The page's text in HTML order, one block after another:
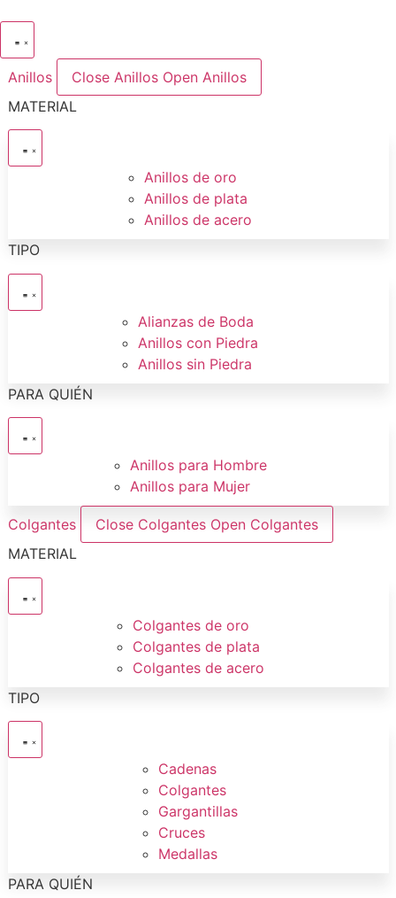
contenido
Anillos
Close Anillos Open Anillos
MATERIAL
Anillos de oro
Anillos de plata
Anillos de acero
TIPO
Alianzas de Boda
Anillos con Piedra
Anillos sin Piedra
PARA QUIÉN
Anillos para Hombre
Anillos para Mujer
Colgantes Close Colgantes Open Colgantes
MATERIAL
Colgantes de oro
Colgantes de plata
Colgantes de acero
TIPO
Cadenas
Colgantes
Gargantillas
Cruces
Medallas
PARA QUIÉN